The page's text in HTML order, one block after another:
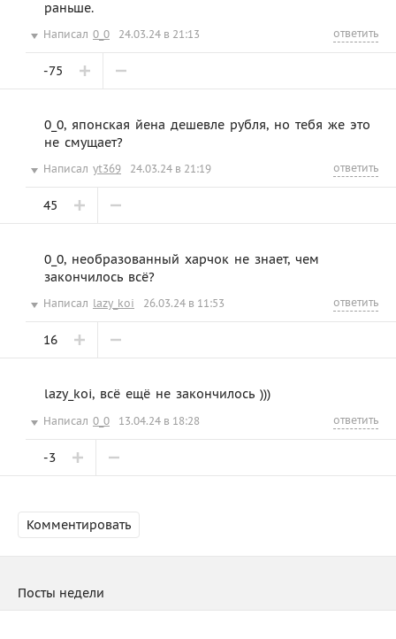
раньше.
Написал 0_0 24.03.24 в 21:13 ответить
-75
0_0, японская йена дешевле рубля, но тебя же это
не смущает?
Написал yt369 24.03.24 в 21:19 ответить
45
0_0, необразованный харчок не знает, чем
закончилось всё?
Написал lazy_koi 26.03.24 в 11:53 ответить
16
lazy_koi, всё ещё не закончилось )))
Написал 0_0 13.04.24 в 18:28 ответить
-3
Комментировать
Посты недели